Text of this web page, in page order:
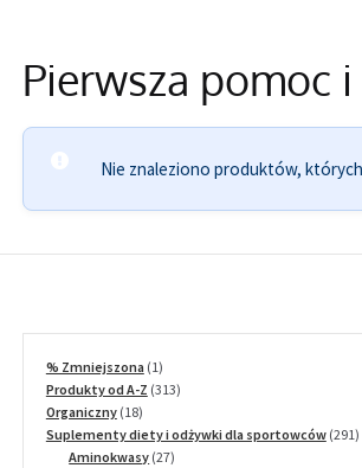
Pierwsza pomoc
Nie znaleziono produktów,
% Zmniejszona 11
produkt
Produkty od A-Z 313313
Organiczny 1818
produktów
Suplementy diety i odżywki dla sportowców 291
Aminokwasy 2727